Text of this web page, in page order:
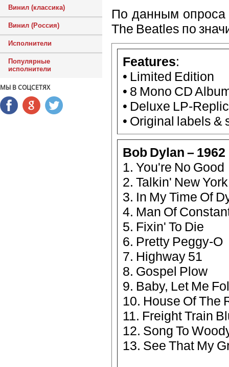
Винил (классика)
Винил (Россия)
Исполнители
Популярные
исполнители
МЫ В СОЦСЕТЯХ
По данным опроса
The Beatles по
Features:
• Limited Edition
• 8 Mono CD
• Deluxe LP-
• Original labels
Bob Dylan – 1962
1. You're No Good
2. Talkin' New York
3. In My Time Of
4. Man Of
5. Fixin' To Die
6. Pretty Peggy-O
7. Highway 51
8. Gospel Plow
9. Baby, Let Me
10. House Of The
11. Freight Train
12. Song To
13. See That My